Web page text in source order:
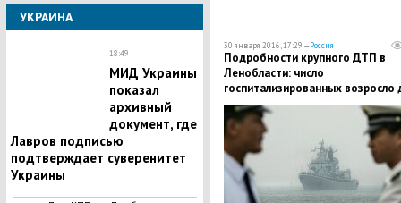
УКРАИНА
18:49
МИД Украины
показал
архивный
документ, где
Лавров подписью
подтверждает суверенитет
Украины
30 января 2016, 17:29 —Россия
Подробности крупного ДТП в
Ленобласти: число
госпитализированных возросло
14 человек